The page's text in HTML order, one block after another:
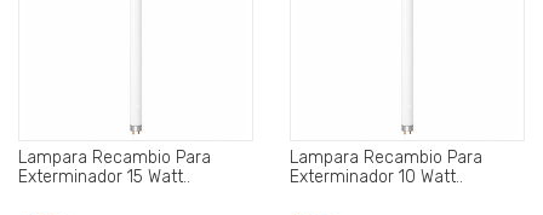
Lampara Recambio Para
Exterminador 15 Watt..
Lampara Recambio Para
Exterminador 10 Watt..